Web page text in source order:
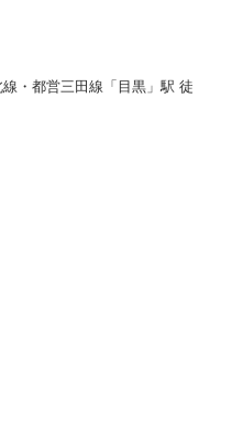
・都営三田線「目黒」駅 徒